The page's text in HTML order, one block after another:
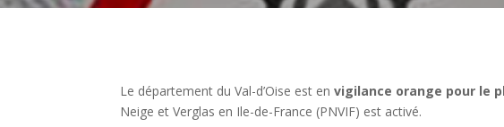
Le département du Val-d’Oise est envigilance orange pour le
Neige et Verglas en Ile-de-France (PNVIF) est activé.